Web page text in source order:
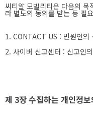
씨티알 모빌리티은 다음의
라 별도의 동의를 받는 등 필
1. CONTACT US : 민원인의
2. 사이버 신고센터 : 신고인
제 3장 수집하는 개인정